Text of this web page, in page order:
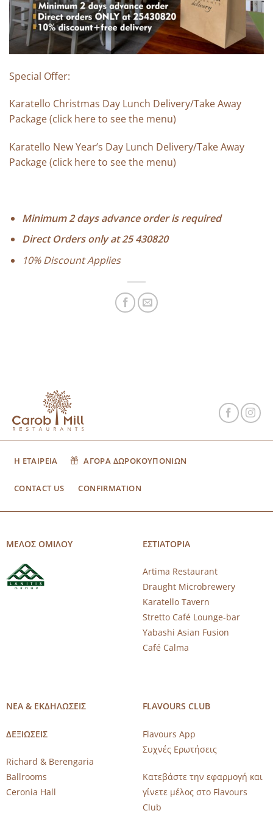
Special Offer:
Karatello Christmas Day Lunch Delivery/Take Away
Package (click hereto see the menu)
Karatello New Year’s Day Lunch Delivery/Take Away
Package (click hereto see the menu)
Minimum 2 days advance order is required
Direct Orders only at 25 430820
10% Discount Applies
Η ΕΤΑΙΡΕΙΑ ΑΓΟΡΑ ΔΩΡΟΚΟΥΠΟΝΙΩΝ
CONTACT US CONFIRMATION
ΜΕΛΟΣ ΟΜΙΛΟΥ ΕΣΤΙΑΤΟΡΙΑ
Artima Restaurant
Draught Microbrewery
Karatello Tavern
Stretto Café Lounge-bar
Yabashi Asian Fusion
Café Calma
ΝΕΑ & ΕΚΔΗΛΩΣΕΙΣ
ΔΕΞΙΩΣΕΙΣ
Richard & Berengaria
Ballrooms
Ceronia Hall
FLAVOURS CLUB
Flavours App
Συχνές Ερωτήσεις
Κατεβάστε την εφαρμογή και
γίνετε μέλος στο Flavours
Club